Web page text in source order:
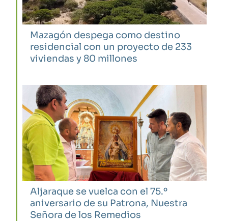
Mazagón despega como destino
residencial con un proyecto de 233
viviendas y 80 millones
Aljaraque se vuelca con el 75.º
aniversario de su Patrona, Nuestra
Señora de los Remedios